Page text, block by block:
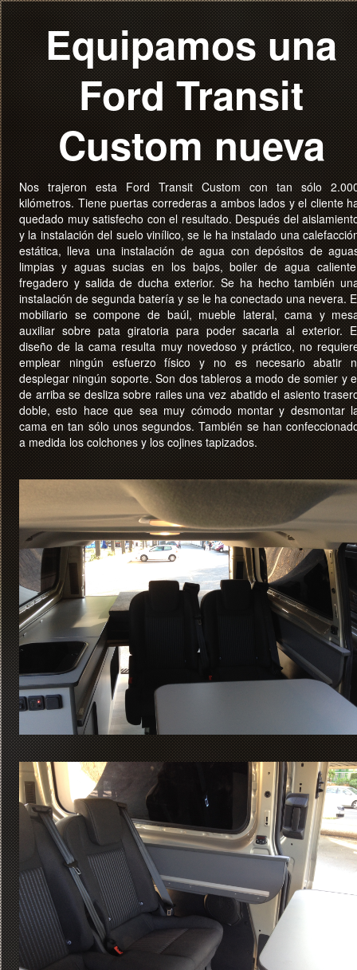
Equipamos una
Ford Transit
Custom nueva
Nos trajeron esta Ford Transit Custom con tan sólo
kilómetros. Tiene puertas correderas a ambos lados y el cliente
quedado muy satisfecho con el resultado. Después del
y la instalación del suelo vinílico, se le ha instalado una
estática, lleva una instalación de agua con depósitos de
limpias y aguas sucias en los bajos, boiler de agua
fregadero y salida de ducha exterior. Se ha hecho también
instalación de segunda batería y se le ha conectado una nevera.
mobiliario se compone de baúl, mueble lateral, cama y
auxiliar sobre pata giratoria para poder sacarla al exterior.
diseño de la cama resulta muy novedoso y práctico, no
emplear ningún esfuerzo físico y no es necesario abatir
desplegar ningún soporte. Son dos tableros a modo de somier y
de arriba se desliza sobre railes una vez abatido el asiento
doble, esto hace que sea muy cómodo montar y desmontar
cama en tan sólo unos segundos. También se han
a medida los colchones y los cojines tapizados.